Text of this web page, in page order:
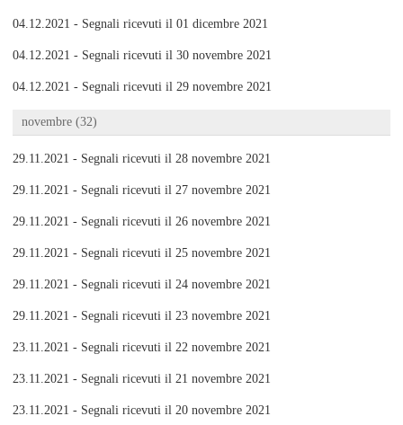
04.12.2021 - Segnali ricevuti il 01 dicembre 2021
04.12.2021 - Segnali ricevuti il 30 novembre 2021
04.12.2021 - Segnali ricevuti il 29 novembre 2021
novembre (32)
29.11.2021 - Segnali ricevuti il 28 novembre 2021
29.11.2021 - Segnali ricevuti il 27 novembre 2021
29.11.2021 - Segnali ricevuti il 26 novembre 2021
29.11.2021 - Segnali ricevuti il 25 novembre 2021
29.11.2021 - Segnali ricevuti il 24 novembre 2021
29.11.2021 - Segnali ricevuti il 23 novembre 2021
23.11.2021 - Segnali ricevuti il 22 novembre 2021
23.11.2021 - Segnali ricevuti il 21 novembre 2021
23.11.2021 - Segnali ricevuti il 20 novembre 2021